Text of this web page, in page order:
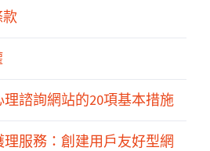
款
諮詢網站的20項基本措施
服務：創建用戶友好型網